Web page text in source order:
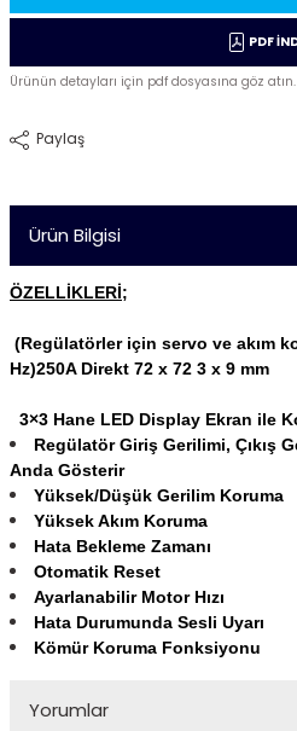
PDF
Ürünün detayları için pdf dosyasına göz atın.
Paylaş
Ürün Bilgisi
ÖZELLİKLERİ;
(Regülatörler için servo ve akım
Hz)250A Direkt 72 x 72 3 x 9 mm
3×3 Hane LED Display Ekran ile
Regülatör Giriş Gerilimi, Çıkış
Anda Gösterir
Yüksek/Düşük Gerilim Koruma
Yüksek Akım Koruma
Hata Bekleme Zamanı
Otomatik Reset
Ayarlanabilir Motor Hızı
Hata Durumunda Sesli Uyarı
Kömür Koruma Fonksiyonu
Yorumlar